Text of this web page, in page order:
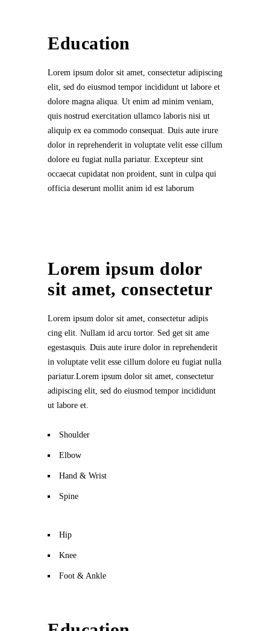
Education
Lorem ipsum dolor sit amet, consectetur adipiscing
elit, sed do eiusmod tempor incididunt ut labore et
dolore magna aliqua. Ut enim ad minim veniam,
quis nostrud exercitation ullamco laboris nisi ut
aliquip ex ea commodo consequat. Duis aute irure
dolor in reprehenderit in voluptate velit esse cillum
dolore eu fugiat nulla pariatur. Excepteur sint
occaecat cupidatat non proident, sunt in culpa qui
officia deserunt mollit anim id est laborum
Lorem ipsum dolor
sit amet, consectetur
Lorem ipsum dolor sit amet, consectetur adipis
cing elit. Nullam id arcu tortor. Sed get sit ame
egestasquis. Duis aute irure dolor in reprehenderit
in voluptate velit esse cillum dolore eu fugiat nulla
pariatur.Lorem ipsum dolor sit amet, consectetur
adipiscing elit, sed do eiusmod tempor incididunt
ut labore et.
Shoulder
Elbow
Hand & Wrist
Spine
Hip
Knee
Foot & Ankle